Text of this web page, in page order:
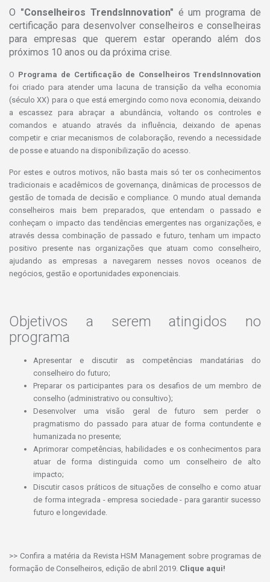
O "Conselheiros TrendsInnovation" é um programa de
certificação para desenvolver conselheiros e conselheiras
para empresas que querem estar operando além dos
próximos 10 anos ou da próxima crise.
O Programa de Certificação de Conselheiros TrendsInnovation
foi criado para atender uma lacuna de transição da velha economia
(século XX) para o que está emergindo como nova economia, deixando
a escassez para abraçar a abundância, voltando os controles e
comandos e atuando através da influência, deixando de apenas
competir e criar mecanismos de colaboração, revendo a necessidade
de posse e atuando na disponibilização do acesso.
Por estes e outros motivos, não basta mais só ter os conhecimentos
tradicionais e acadêmicos de governança, dinâmicas de processos de
gestão de tomada de decisão e compliance. O mundo atual demanda
conselheiros mais bem preparados, que entendam o passado e
conheçam o impacto das tendências emergentes nas organizações, e
através dessa combinação de passado e futuro, tenham um impacto
positivo presente nas organizações que atuam como conselheiro,
ajudando as empresas a navegarem nesses novos oceanos de
negócios, gestão e oportunidades exponenciais.
Objetivos a serem atingidos no
programa
Apresentar e discutir as competências mandatárias do
conselheiro do futuro;
Preparar os participantes para os desafios de um membro de
conselho (administrativo ou consultivo);
Desenvolver uma visão geral de futuro sem perder o
pragmatismo do passado para atuar de forma contundente e
humanizada no presente;
Aprimorar competências, habilidades e os conhecimentos para
atuar de forma distinguida como um conselheiro de alto
impacto;
Discutir casos práticos de situações de conselho e como atuar
de forma integrada - empresa sociedade - para garantir sucesso
futuro e longevidade.
>> Confira a matéria da Revista HSM Management sobre programas de
formação de Conselheiros, edição de abril 2019. Clique aqui!